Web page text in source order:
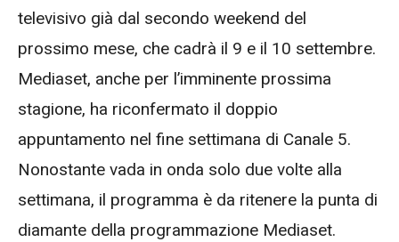
televisivo già dal secondo weekend del
prossimo mese, che cadrà il 9 e il 10 settembre.
Mediaset, anche per l’imminente prossima
stagione, ha riconfermato il doppio
appuntamento nel fine settimana di Canale 5.
Nonostante vada in onda solo due volte alla
settimana, il programma è da ritenere la punta di
diamante della programmazione Mediaset.